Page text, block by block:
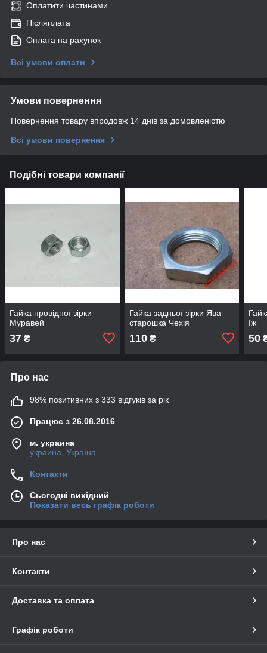
Оплатити частинами
Післяплата
Оплата на рахунок
Всі умови оплати
Умови повернення
Повернення товару впродовж 14 днів за домовленістю
Всі умови повернення
Подібні товари компанії
Гайка провідної зірки
Муравей
37 ₴
Гайка задньої зірки Ява
старошка Чехія
110₴
Іж
50
Про нас
98% позитивних з 333 відгуків за рік
Працює з 26.08.2016
м. украина
украина, Україна
Контакти
Сьогодні вихідний
Показати весь графік роботи
Про нас
Контакти
Доставка та оплата
Графік роботи